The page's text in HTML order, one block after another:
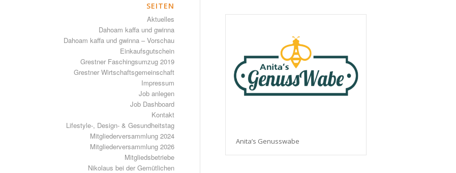
Anita’s Genusswabe
SEITEN
Aktuelles
Dahoam kaffa und gwinna
Dahoam kaffa und gwinna – Vorschau
Einkaufsgutschein
Grestner Faschingsumzug 2019
Grestner Wirtschaftsgemeinschaft
Impressum
Job anlegen
Job Dashboard
Kontakt
Lifestyle-, Design- & Gesundheitstag
Mitgliederversammlung 2024
Mitgliederversammlung 2026
Mitgliedsbetriebe
Nikolaus bei der Gemütlichen